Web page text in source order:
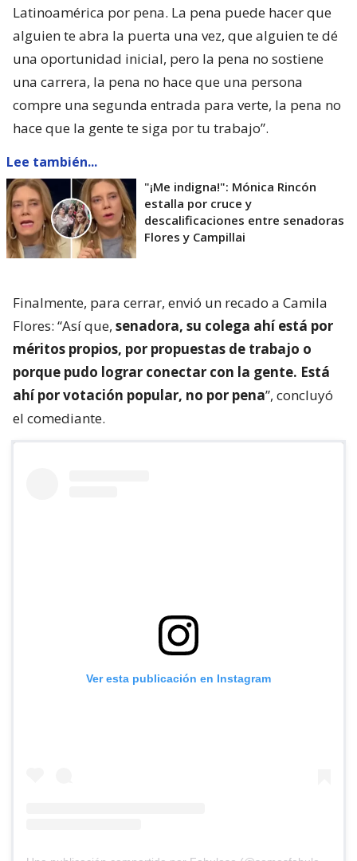
Latinoamérica por pena. La pena puede hacer que
alguien te abra la puerta una vez, que alguien te dé
una oportunidad inicial, pero la pena no sostiene
una carrera, la pena no hace que una persona
compre una segunda entrada para verte, la pena no
hace que la gente te siga por tu trabajo”.
Lee también...
"¡Me indigna!": Mónica Rincón
estalla por cruce y
descalificaciones entre senadoras
Flores y Campillai
Finalmente, para cerrar, envió un recado a Camila
Flores: “Así que, senadora, su colega ahí está por
méritos propios, por propuestas de trabajo o
porque pudo lograr conectar con la gente. Está
ahí por votación popular, no por pena”, concluyó
el comediante.
Ver esta publicación en Instagram